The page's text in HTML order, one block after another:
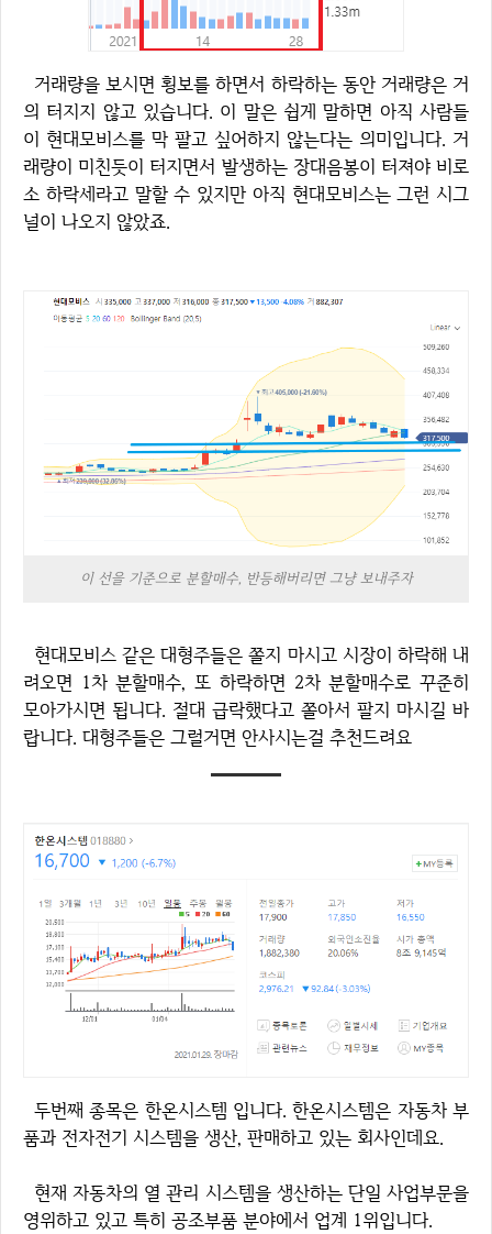
거래량을 보시면 횡보를 하면서 하락하는 동안 거래량은 거
의 터지지 않고 있습니다. 이 말은 쉽게 말하면 아직 사람들
이 현대모비스를 막 팔고 싶어하지 않는다는 의미입니다. 거
래량이 미친듯이 터지면서 발생하는 장대음봉이 터져야 비로
소 하락세라고 말할 수 있지만 아직 현대모비스는 그런 시그
널이 나오지 않았죠.
이 선을 기준으로 분할매수, 반등해버리면 그냥 보내주자
현대모비스 같은 대형주들은 쫄지 마시고 시장이 하락해 내
려오면 1차 분할매수, 또 하락하면 2차 분할매수로 꾸준히
모아가시면 됩니다. 절대 급락했다고 쫄아서 팔지 마시길 바
랍니다. 대형주들은 그럴거면 안사시는걸 추천드려요
두번째 종목은 한온시스템 입니다. 한온시스템은 자동차 부
품과 전자전기 시스템을 생산, 판매하고 있는 회사인데요.
현재 자동차의 열 관리 시스템을 생산하는 단일 사업부문을
영위하고 있고 특히 공조부품 분야에서 업계 1위입니다.